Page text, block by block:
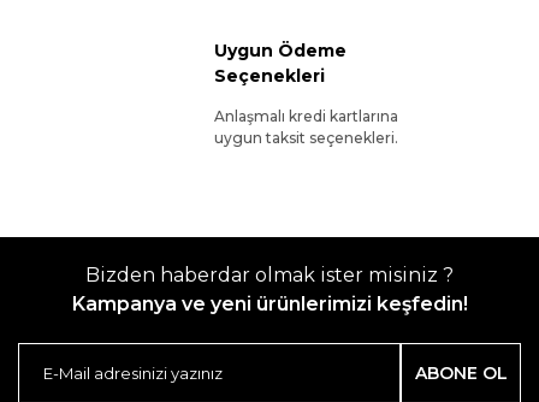
Uygun Ödeme
Seçenekleri
Anlaşmalı kredi kartlarına
uygun taksit seçenekleri.
Bizden haberdar olmak ister misiniz ?
Kampanya ve yeni ürünlerimizi keşfedin!
ABONE OL